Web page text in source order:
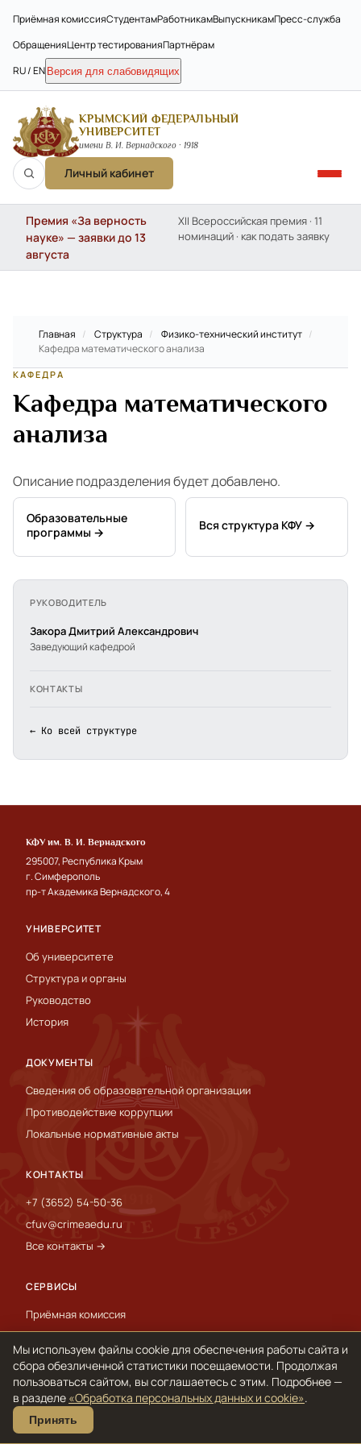
Приёмная комиссияСтудентамРаботникамВыпускникамПресс-служба
ОбращенияЦентр тестированияПартнёрам
RU / EN Версия для слабовидящих
КРЫМСКИЙ ФЕДЕРАЛЬНЫЙ
УНИВЕРСИТЕТ
имени В. И. Вернадского · 1918
Личный кабинет
Премия «За верность
науке» — заявки до 13
августа
XII Всероссийская премия · 11
номинаций · как подать заявку
Главная / Структура / Физико-технический институт /
Кафедра математического анализа
КАФЕДРА
Кафедра математического
анализа
Описание подразделения будет добавлено.
Образовательные
программы →
Вся структура КФУ →
РУКОВОДИТЕЛЬ
Закора Дмитрий Александрович
Заведующий кафедрой
КОНТАКТЫ
← Ко всей структуре
КФУ им. В. И. Вернадского
295007, Республика Крым
г. Симферополь
пр-т Академика Вернадского, 4
УНИВЕРСИТЕТ
Об университете
Структура и органы
Руководство
История
ДОКУМЕНТЫ
Сведения об образовательной организации
Противодействие коррупции
Локальные нормативные акты
КОНТАКТЫ
+7 (3652) 54-50-36
cfuv@crimeaedu.ru
Все контакты →
СЕРВИСЫ
Приёмная комиссия
Пресс-служба
International
© 1918–2026 ФГАОУ ВО «КФУ им. В. И. Вернадского»
Обработка персональных данных и cookie
Мы используем файлы cookie для обеспечения работы сайта и
сбора обезличенной статистики посещаемости. Продолжая
пользоваться сайтом, вы соглашаетесь с этим. Подробнее —
в разделе «Обработка персональных данных и cookie».
Принять